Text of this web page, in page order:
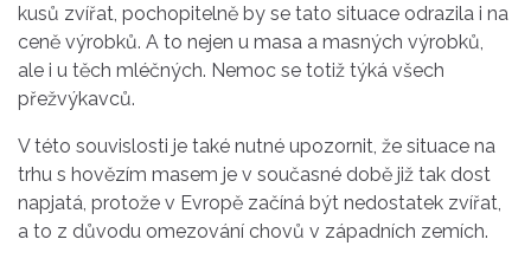
kusů zvířat, pochopitelně by se tato situace odrazila i na
ceně výrobků. A to nejen u masa a masných výrobků,
ale i u těch mléčných. Nemoc se totiž týká všech
přežvýkavců.
V této souvislosti je také nutné upozornit, že situace na
trhu s hovězím masem je v současné době již tak dost
napjatá, protože v Evropě začíná být nedostatek zvířat,
a to z důvodu omezování chovů v západních zemích.